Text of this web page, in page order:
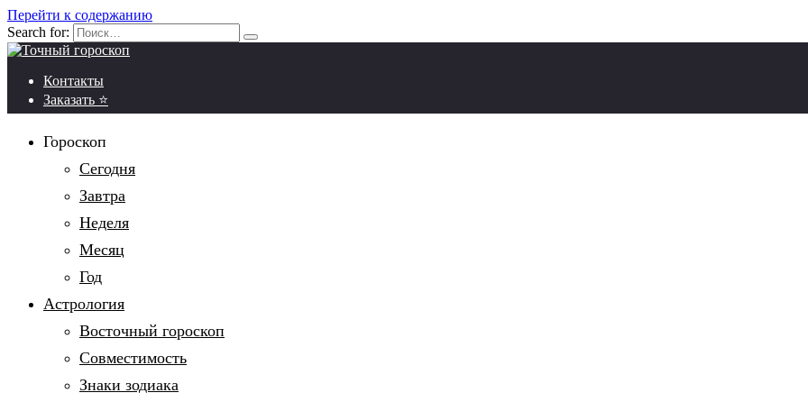
Перейти к содержанию
Search for:
Контакты
Заказать ⭐
Гороскоп
Сегодня
Завтра
Неделя
Месяц
Год
Астрология
Восточный гороскоп
Совместимость
Знаки зодиака